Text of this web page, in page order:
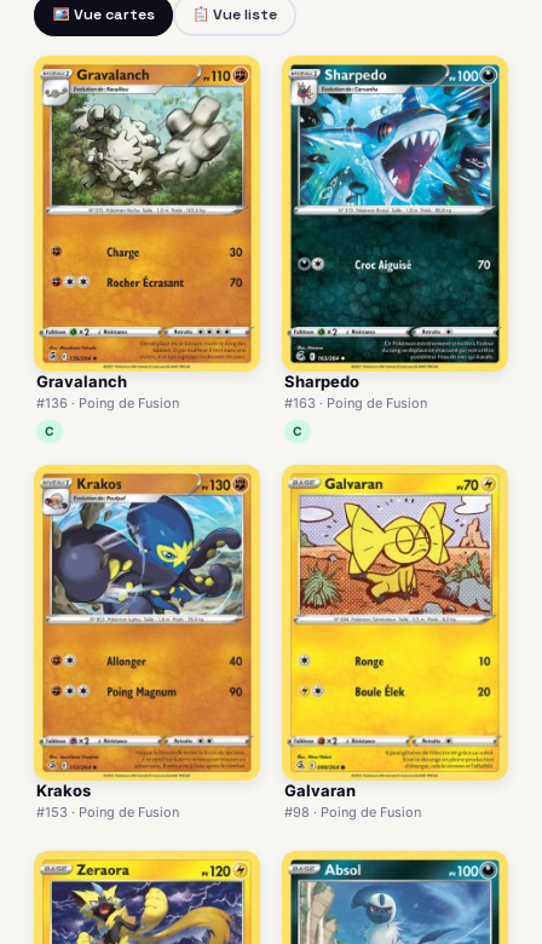
Vue cartes Vue liste
Gravalanch
#136 · Poing de Fusion
C
Sharpedo
#163 · Poing de Fusion
C
Krakos
#153 · Poing de Fusion
Galvaran
#98 · Poing de Fusion